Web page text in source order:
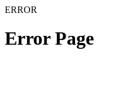
ERROR
Error Page